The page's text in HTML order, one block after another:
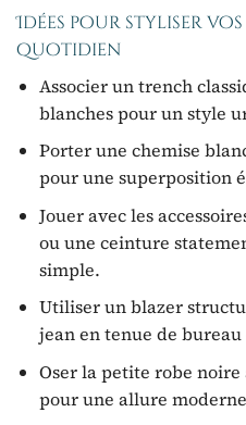
Idées pour styliser vos
quotidien
Associer un trench
blanches pour un style
Porter une chemise
pour une superposition
Jouer avec les
ou une ceinture
simple.
Utiliser un blazer
jean en tenue de bureau
Oser la petite robe noire
pour une allure